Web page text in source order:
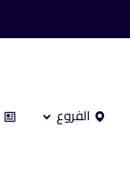
الفروع